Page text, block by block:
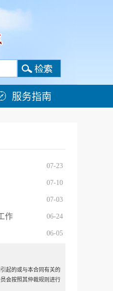
服务指南
07-23
07-10
07-03
作 06-24
06-05
起的或与本合同有关的
会按照其仲裁规则进行